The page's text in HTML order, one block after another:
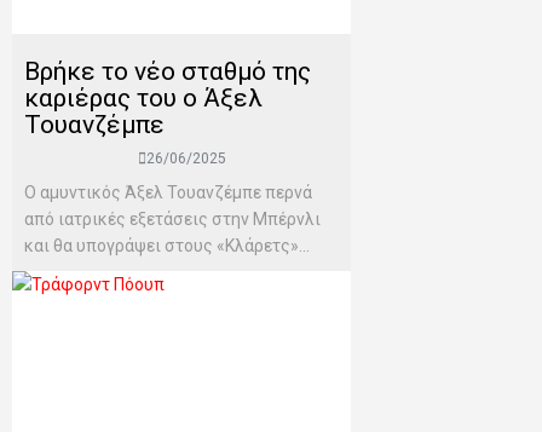
Βρήκε το νέο σταθμό της
καριέρας του ο Άξελ
Τουανζέμπε
26/06/2025
Ο αμυντικός Άξελ Τουανζέμπε περνά
από ιατρικές εξετάσεις στην Μπέρνλι
και θα υπογράψει στους «Κλάρετς»...